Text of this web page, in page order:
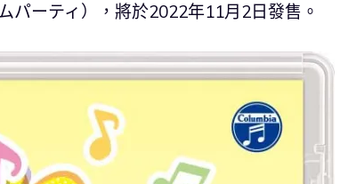
ーティ），將於2022年11月2日發售。